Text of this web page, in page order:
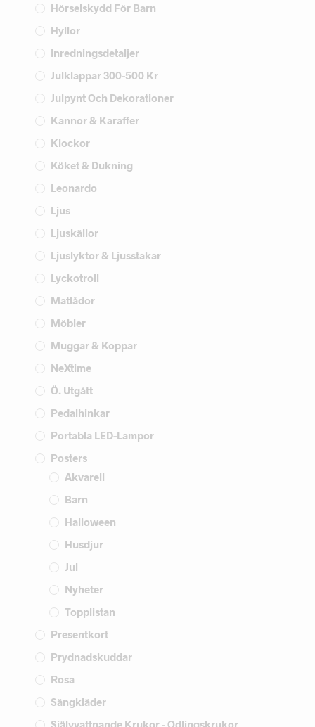
Hörselskydd För Barn
Hyllor
Inredningsdetaljer
Julklappar 300-500 Kr
Julpynt Och Dekorationer
Kannor & Karaffer
Klockor
Köket & Dukning
Leonardo
Ljus
Ljuskällor
Ljuslyktor & Ljusstakar
Lyckotroll
Matlådor
Möbler
Muggar & Koppar
NeXtime
Ö. Utgått
Pedalhinkar
Portabla LED-Lampor
Posters
Akvarell
Barn
Halloween
Husdjur
Jul
Nyheter
Topplistan
Presentkort
Prydnadskuddar
Rosa
Sängkläder
Självvattnande Krukor - Odlingskrukor